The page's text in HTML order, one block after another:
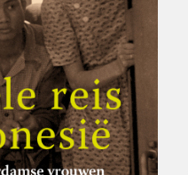
vanuit Rotterdam samen
hun nieuwe vaderland
vielen midden in de
zich aan de kant van de
volgden. Ze zijn er altijd
met hun uitdijende
die Jakarta nu is. Enkele